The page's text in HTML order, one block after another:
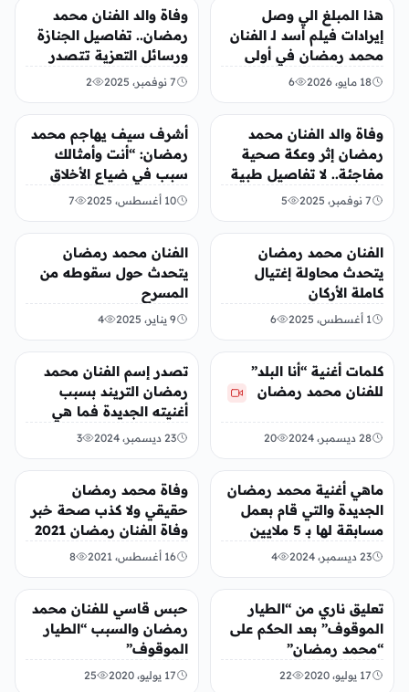
الفن
هذا المبلغ الي وصل
إيرادات فيلم أسد لـ الفنان
محمد رمضان في أولى
الأيام
18 مايو، 2026 6
تريندات
وفاة والد الفنان محمد
رمضان.. تفاصيل الجنازة
ورسائل التعزية تتصدر
المنصات
7 نوفمبر، 2025 2
الفن
وفاة والد الفنان محمد
رمضان إثر وعكة صحية
مفاجئة.. لا تفاصيل طبية
رسمية حتى الآن
7 نوفمبر، 2025 5
الفن
أشرف سيف يهاجم محمد
رمضان: “أنت وأمثالك
سبب في ضياع الأخلاق
والانتماء”
10 أغسطس، 2025 7
الفن
الفنان محمد رمضان
يتحدث محاولة إغتيال
كاملة الأركان
1 أغسطس، 2025 6
الفن
الفنان محمد رمضان
يتحدث حول سقوطه من
المسرح
9 يناير، 2025 4
الفن
كلمات أغنية “أنا البلد”
للفنان محمد رمضان
28 ديسمبر، 2024 20
منوعات
تصدر إسم الفنان محمد
رمضان التريند بسبب
أغنيته الجديدة فما هي
إسمها
23 ديسمبر، 2024 3
تريندات
ماهي أغنية محمد رمضان
الجديدة والتي قام بعمل
مسابقة لها بـ 5 ملايين
جنية
23 ديسمبر، 2024 4
منوعات
وفاة محمد رمضان
حقيقي ولا كذب صحة خبر
وفاة الفنان رمضان 2021
– 202216 أغسطس، 2021 8
الفن
تعليق ناري من “الطيار
الموقوف” بعد الحكم على
“محمد رمضان”
17 يوليو، 2020 22
حبس قاسي للفنان محمد
رمضان والسبب “الطيار
الموقوف”
17 يوليو، 2020 25